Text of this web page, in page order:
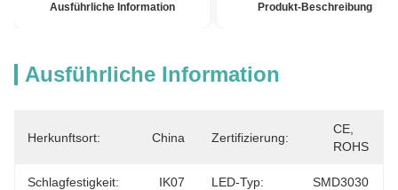
Ausführliche Information Produkt-Beschreibung
Ausführliche Information
Herkunftsort: China Zertifizierung:
CE,
ROHS
Schlagfestigkeit: IK07 LED-Typ: SMD3030